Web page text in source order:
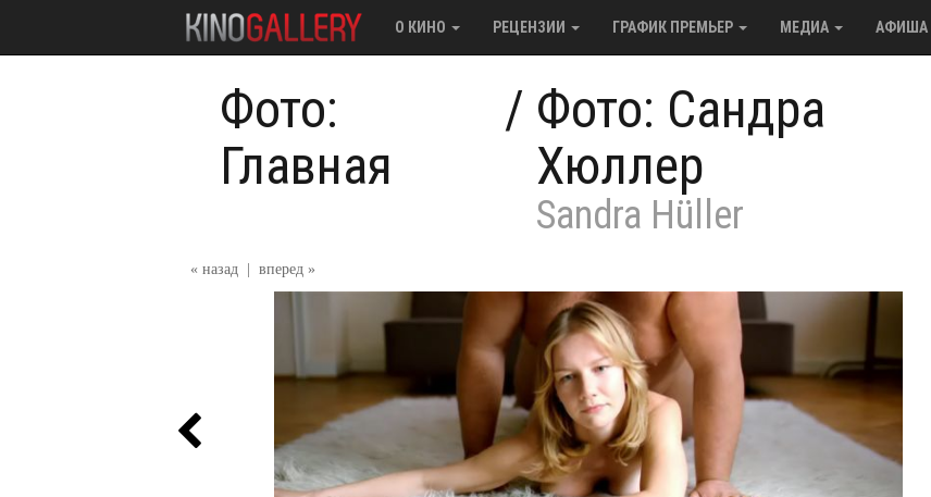
О КИНО РЕЦЕНЗИИ ГРАФИК ПРЕМЬЕР МЕДИА АФИША
Фото:
Главная
/ Фото: Сандра
Хюллер
Sandra Hüller
« назад вперед »